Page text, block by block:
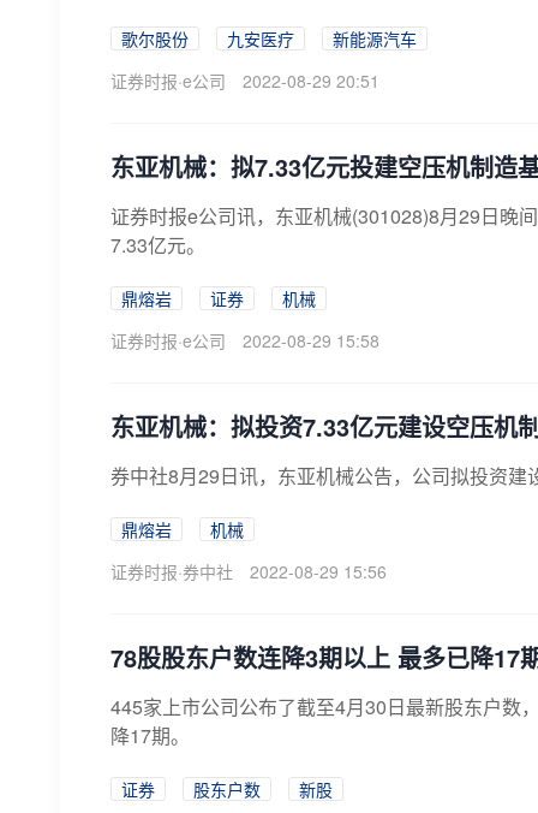
歌尔股份 九安医疗
新能源汽车
证券时报·e公司
2022-08-29 20:51
东亚机械：拟7.33亿元投建空压机制造
证券时报e公司讯，东亚机械(301028)8月29日晚
7.33亿元。
鼎熔岩 证券
机械
证券时报·e公司
2022-08-29 15:58
东亚机械：拟投资7.33亿元建设空压机
券中社8月29日讯，东亚机械公告，公司拟投资
鼎熔岩
机械
证券时报·券中社
2022-08-29 15:56
78股股东户数连降3期以上 最多已降17
445家上市公司公布了截至4月30日最新股东户数
降17期。
证券 股东户数
新股